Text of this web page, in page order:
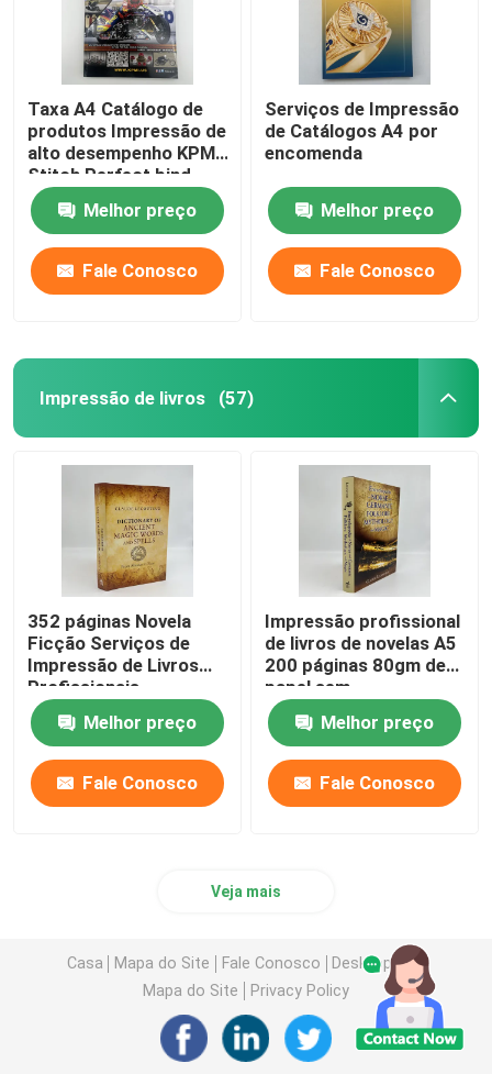
Taxa A4 Catálogo de
produtos Impressão de
alto desempenho KPMI
Stitch Perfect bind
Melhor preço
Fale Conosco
Serviços de Impressão
de Catálogos A4 por
encomenda
Melhor preço
Fale Conosco
Impressão de livros (57)
352 páginas Novela
Ficção Serviços de
Impressão de Livros
Profissionais
Impressão offset
80gm Melhor preço
Fale Conosco
Impressão profissional
de livros de novelas A5
200 páginas 80gm de
papel sem
revestimento
Melhor preço
Fale Conosco
Veja mais
Casa Mapa do Site Fale Conosco
Desktop Site
Mapa do Site
Privacy Policy